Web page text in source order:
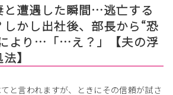
と遭遇した瞬間…逃亡する
かし出社後、部長から“恐
より…「…え？」【夫の浮
】
と言われますが、ときにその信頼が試さ